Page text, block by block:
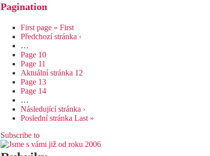
Pagination
First page « First
Předchozí stránka ‹
…
Page 10
Page 11
Aktuální stránka 12
Page 13
Page 14
…
Následující stránka ›
Poslední stránka Last »
Subscribe to